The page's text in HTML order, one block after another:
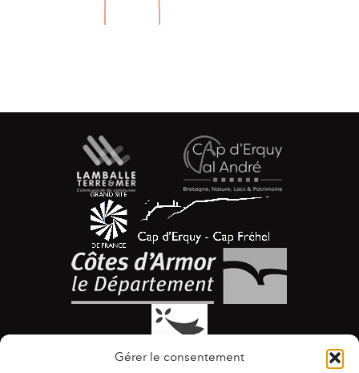
Gérer le consentement